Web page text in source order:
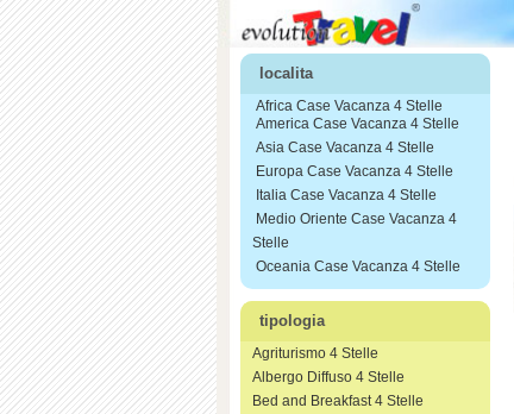
localita
Africa Case Vacanza 4 Stelle
America Case Vacanza 4 Stelle
Asia Case Vacanza 4 Stelle
Europa Case Vacanza 4 Stelle
Italia Case Vacanza 4 Stelle
Medio Oriente Case Vacanza 4
Stelle
Oceania Case Vacanza 4 Stelle
tipologia
Agriturismo 4 Stelle
Albergo Diffuso 4 Stelle
Bed and Breakfast 4 Stelle